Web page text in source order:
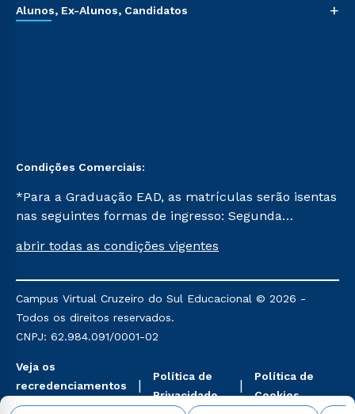
Alunos, Ex-Alunos, Candidatos +
Condições Comerciais:
*Para a Graduação EAD, as matrículas serão isentas
nas seguintes formas de ingresso: Segunda
Já para as demais, a taxa de matrícula será de R$
mencionadas são referentes aos cursos: Ensino
Religioso, Geografia para a Docência e Metodologia
do Ensino de História: Questões Atuais.
abrir todas as condições vigentes
Campus Virtual Cruzeiro do Sul Educacional © 2026 -
Todos os direitos reservados.
CNPJ: 62.984.091/0001-02
Veja os
recredenciamentos
aqui
Política de
Privacidade
Política de
Cookies